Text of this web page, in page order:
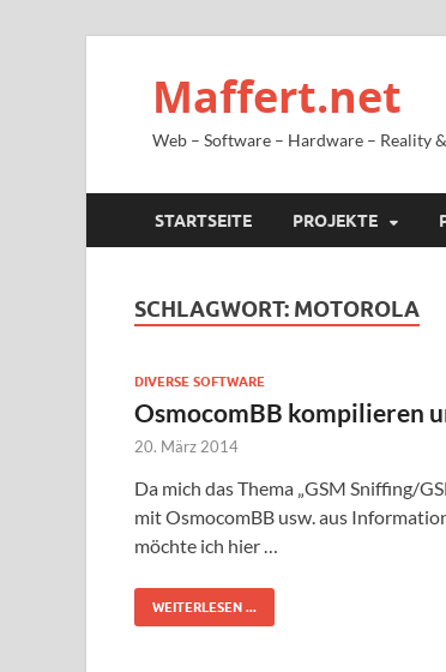
Maffert.net
Web – Software – Hardware – Reality
STARTSEITE PROJEKTE
SCHLAGWORT: MOTOROLA
DIVERSE SOFTWARE
OsmocomBB kompilieren
20. März 2014
Da mich das Thema „GSM Sniffing/
mit OsmocomBB usw. aus
möchte ich hier …
WEITERLESEN ...